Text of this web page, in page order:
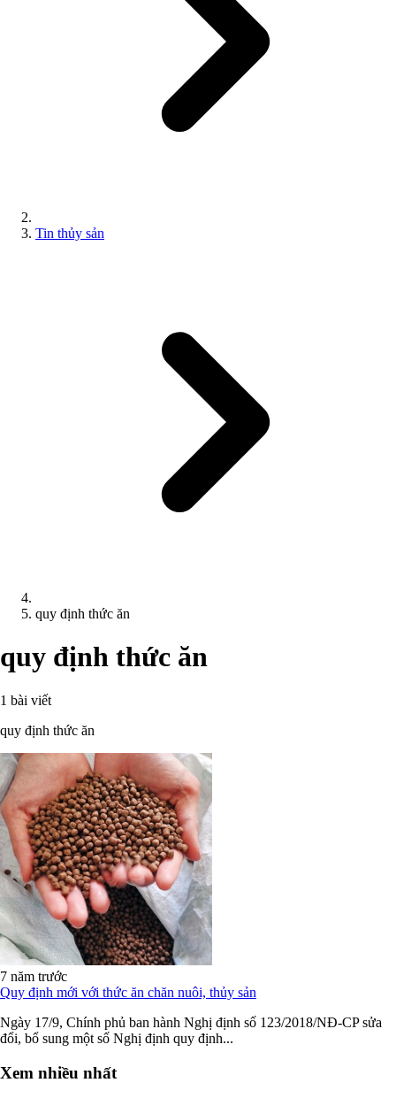
Tin thủy sản
quy định thức ăn
quy định thức ăn
1 bài viết
quy định thức ăn
7 năm trước
Quy định mới với thức ăn chăn nuôi, thủy sản
Ngày 17/9, Chính phủ ban hành Nghị định số 123/2018/NĐ-CP sửa
đổi, bổ sung một số Nghị định quy định...
Xem nhiều nhất